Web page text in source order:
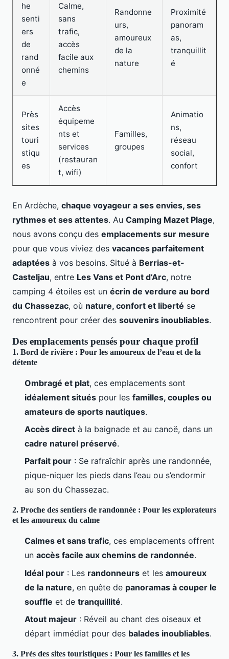
he
senti
ers
de
rand
onné
e
Calme,
sans
trafic,
accès
facile aux
chemins
Randonne
urs,
amoureux
de la
nature
Proximité
panoram
as,
tranquillit
é
Près
sites
touri
stiqu
es
Accès
équipeme
nts et
services
(restauran
t, wifi)
Familles,
groupes
Animatio
ns,
réseau
social,
confort
En Ardèche, chaque voyageur a ses envies, ses
rythmes et ses attentes. Au Camping Mazet Plage,
nous avons conçu des emplacements sur mesure
pour que vous viviez des vacances parfaitement
adaptées à vos besoins. Situé à Berrias-et-
Casteljau, entre Les Vans et Pont d’Arc, notre
camping 4 étoiles est un écrin de verdure au bord
du Chassezac, où nature, confort et liberté se
rencontrent pour créer des souvenirs inoubliables.
Des emplacements pensés pour chaque profil
1. Bord de rivière : Pour les amoureux de l’eau et de la
détente
Ombragé et plat, ces emplacements sont
idéalement situés pour les familles, couples ou
amateurs de sports nautiques.
Accès direct à la baignade et au canoë, dans un
cadre naturel préservé.
Parfait pour : Se rafraîchir après une randonnée,
pique-niquer les pieds dans l’eau ou s’endormir
au son du Chassezac.
2. Proche des sentiers de randonnée : Pour les explorateurs
et les amoureux du calme
Calmes et sans trafic, ces emplacements offrent
un accès facile aux chemins de randonnée.
Idéal pour : Les randonneurs et les amoureux
de la nature, en quête de panoramas à couper le
souffle et de tranquillité.
Atout majeur : Réveil au chant des oiseaux et
départ immédiat pour des balades inoubliables.
3. Près des sites touristiques : Pour les familles et les